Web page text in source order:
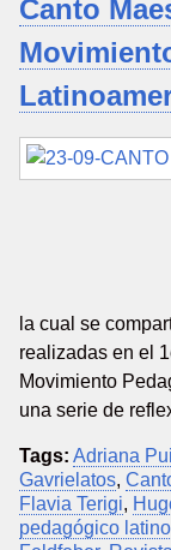
Canto
la cual se
realizadas en el
Movimiento
una serie de
Tags: Adriana
Gavrielatos,
Flavia Terigi,
pedagógico